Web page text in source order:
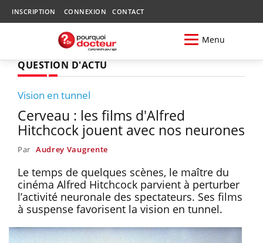
INSCRIPTION CONNEXION CONTACT
Menu
QUESTION D'ACTU
Vision en tunnel
Cerveau : les films d'Alfred
Hitchcock jouent avec nos neurones
Par Audrey Vaugrente
Le temps de quelques scènes, le maître du
cinéma Alfred Hitchcock parvient à perturber
l’activité neuronale des spectateurs. Ses films
à suspense favorisent la vision en tunnel.